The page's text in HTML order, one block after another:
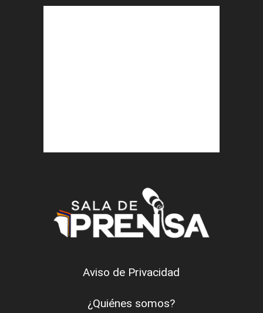
Aviso de Privacidad
¿Quiénes somos?